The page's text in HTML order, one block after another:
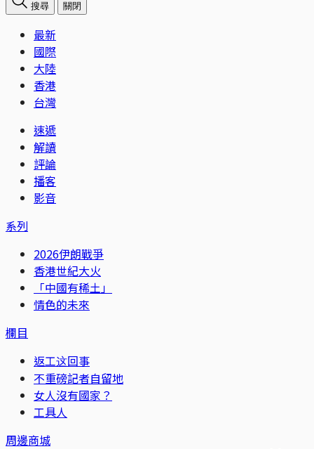
搜尋 關閉
最新
國際
大陸
香港
台灣
速遞
解讀
評論
播客
影音
系列
2026伊朗戰爭
香港世紀大火
「中國有稀土」
情色的未來
欄目
返工这回事
不重磅記者自留地
女人沒有國家？
工具人
周邊商城